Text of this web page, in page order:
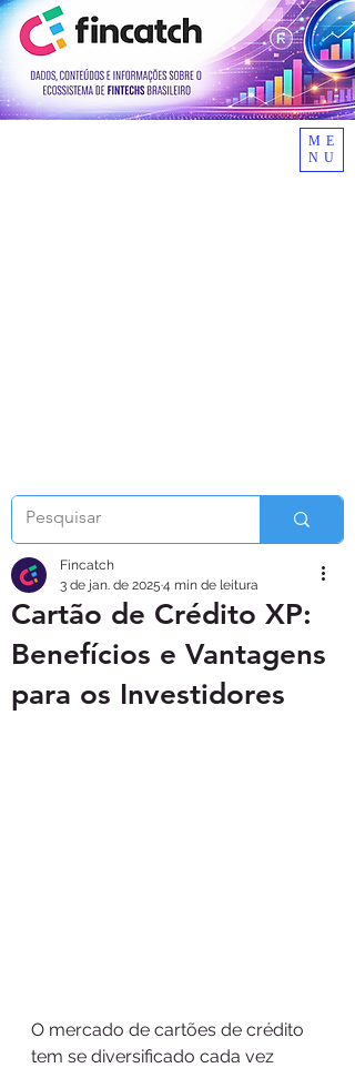
ME
NU
Cartão de Crédito XP:
Benefícios e Vantagens
para os Investidores
Fincatch
3 de jan. de 2025 4 min de leitura
O mercado de cartões de crédito
tem se diversificado cada vez